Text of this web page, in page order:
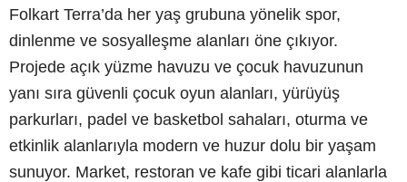
Folkart Terra’da her yaş grubuna yönelik spor,
dinlenme ve sosyalleşme alanları öne çıkıyor.
Projede açık yüzme havuzu ve çocuk havuzunun
yanı sıra güvenli çocuk oyun alanları, yürüyüş
parkurları, padel ve basketbol sahaları, oturma ve
etkinlik alanlarıyla modern ve huzur dolu bir yaşam
sunuyor. Market, restoran ve kafe gibi ticari alanlarla